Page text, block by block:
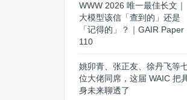
WWW 2026 唯一最佳长文｜
大模型该信「查到的」还是
「记得的」？｜GAIR Paper
110
姚卯青、张正友、徐丹飞等
位大佬同席，这届 WAIC 把
身未来聊透了